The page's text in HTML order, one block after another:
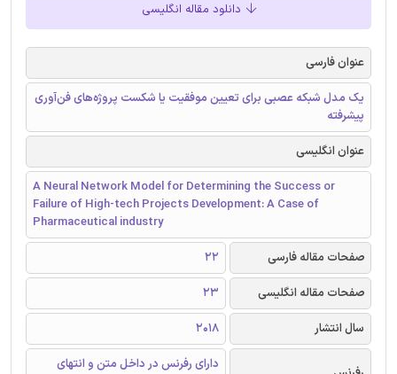
دانلود مقاله انگلیسی
عنوان فارسی
یک مدل شبکه عصبی برای تعیین موفقیت یا شکست پروژه‌های فن‌آوری
پیشرفته
عنوان انگلیسی
A Neural Network Model for Determining the Success or
Failure of High-tech Projects Development: A Case of
Pharmaceutical industry
صفحات مقاله فارسی
22
صفحات مقاله انگلیسی
23
سال انتشار
2018
دارای رفرنس در داخل متن و انتهای